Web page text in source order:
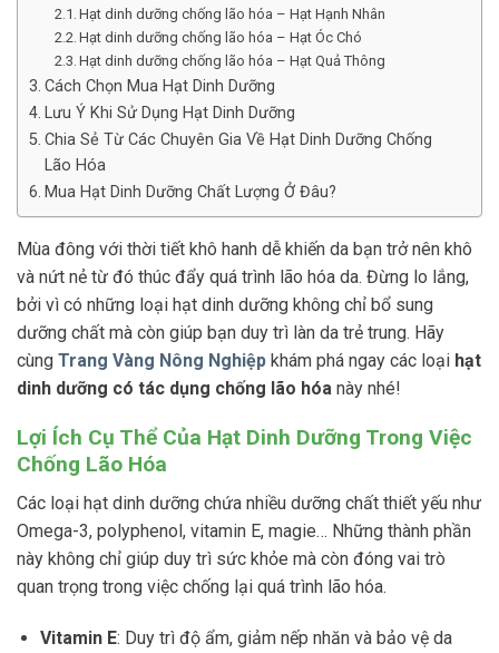
Hạt dinh dưỡng chống lão hóa – Hạt Hạnh Nhân
Hạt dinh dưỡng chống lão hóa – Hạt Óc Chó
Hạt dinh dưỡng chống lão hóa – Hạt Quả Thông
Cách Chọn Mua Hạt Dinh Dưỡng
Lưu Ý Khi Sử Dụng Hạt Dinh Dưỡng
Chia Sẻ Từ Các Chuyên Gia Về Hạt Dinh Dưỡng Chống
Lão Hóa
Mua Hạt Dinh Dưỡng Chất Lượng Ở Đâu?
Mùa đông với thời tiết khô hanh dễ khiến da bạn trở nên khô
và nứt nẻ từ đó thúc đẩy quá trình lão hóa da. Đừng lo lắng,
bởi vì có những loại hạt dinh dưỡng không chỉ bổ sung
dưỡng chất mà còn giúp bạn duy trì làn da trẻ trung. Hãy
cùng Trang Vàng Nông Nghiệp khám phá ngay các loại hạt
dinh dưỡng có tác dụng chống lão hóa này nhé!
Lợi Ích Cụ Thể Của Hạt Dinh Dưỡng Trong Việc
Chống Lão Hóa
Các loại hạt dinh dưỡng chứa nhiều dưỡng chất thiết yếu như
Omega-3, polyphenol, vitamin E, magie… Những thành phần
này không chỉ giúp duy trì sức khỏe mà còn đóng vai trò
quan trọng trong việc chống lại quá trình lão hóa.
Vitamin E: Duy trì độ ẩm, giảm nếp nhăn và bảo vệ da